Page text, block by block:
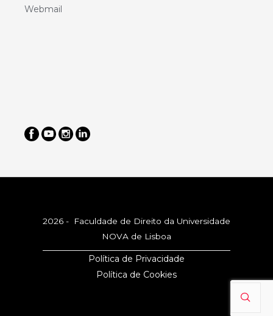
Webmail
2026 - Faculdade de Direito da Universidade
NOVA de Lisboa
Política de Privacidade
Política de Cookies